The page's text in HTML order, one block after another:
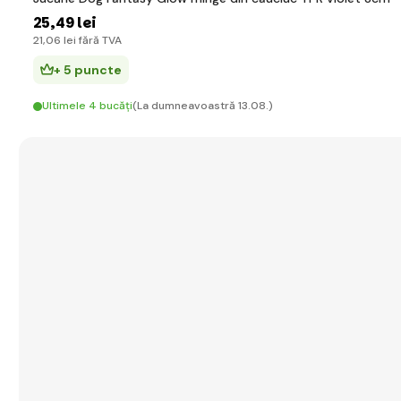
25,49 lei
21,06 lei fără TVA
+ 5 puncte
Ultimele 4 bucăți(La dumneavoastră 13.08.)